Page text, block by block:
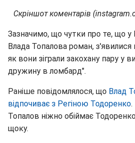
Скріншот коментарів
Зазначимо, що чутки про те, що у
Влада Топалова роман, з'явилися
як вони зіграли закохану пару у
дружину в ломбард".
Раніше повідомлялося, що Влад
відпочиває з Регіною Тодоренко.
Топалов ніжно обіймає
щоку.